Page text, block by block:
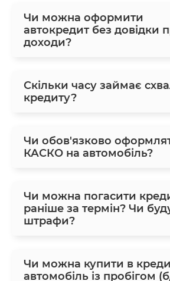
Чи можна оформити
автокредит без довідки
доходи?
Скільки часу займає
кредиту?
Чи обов'язково
КАСКО на автомобіль?
Чи можна погасити
раніше за термін? Чи
штрафи?
Чи можна купити в
автомобіль із пробігом